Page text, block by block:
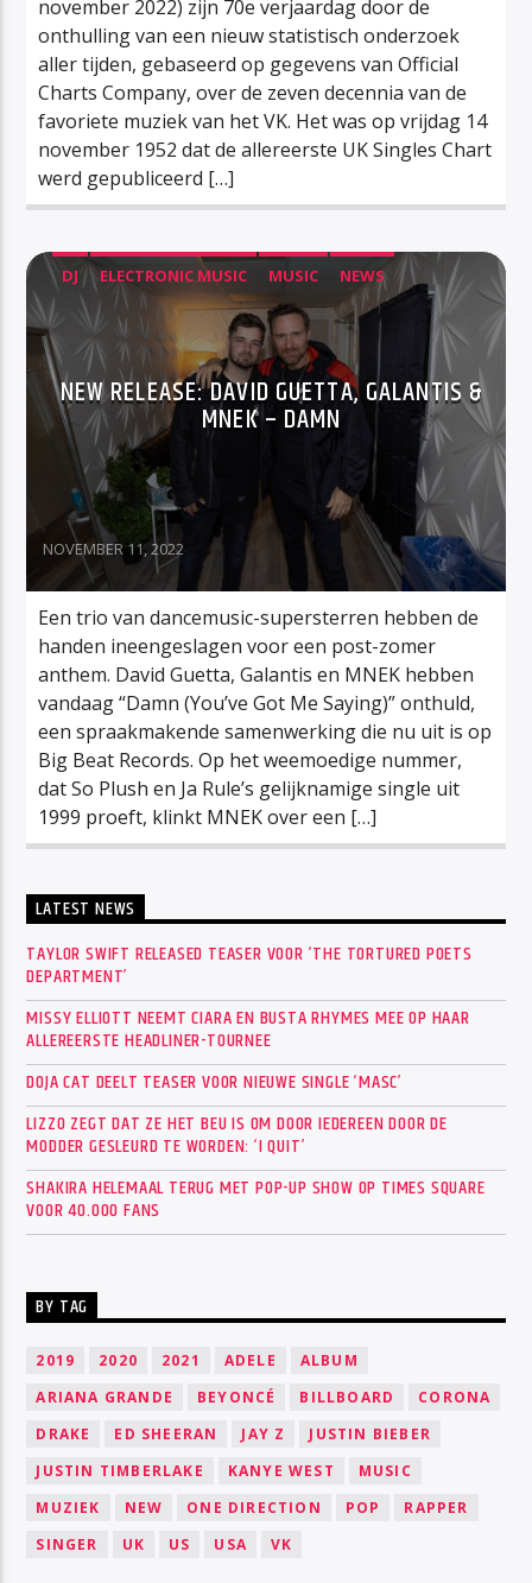
november 2022) zijn 70e verjaardag door de
onthulling van een nieuw statistisch onderzoek
aller tijden, gebaseerd op gegevens van Official
Charts Company, over de zeven decennia van de
favoriete muziek van het VK. Het was op vrijdag 14
november 1952 dat de allereerste UK Singles Chart
werd gepubliceerd […]
DJ ELECTRONIC MUSIC MUSIC NEWS
NEW RELEASE: DAVID GUETTA, GALANTIS &
MNEK – DAMN
NOVEMBER 11, 2022
Een trio van dancemusic-supersterren hebben de
handen ineengeslagen voor een post-zomer
anthem. David Guetta, Galantis en MNEK hebben
vandaag “Damn (You’ve Got Me Saying)” onthuld,
een spraakmakende samenwerking die nu uit is op
Big Beat Records. Op het weemoedige nummer,
dat So Plush en Ja Rule’s gelijknamige single uit
1999 proeft, klinkt MNEK over een […]
LATEST NEWS
TAYLOR SWIFT RELEASED TEASER VOOR ‘THE TORTURED POETS
DEPARTMENT’
MISSY ELLIOTT NEEMT CIARA EN BUSTA RHYMES MEE OP HAAR
ALLEREERSTE HEADLINER-TOURNEE
DOJA CAT DEELT TEASER VOOR NIEUWE SINGLE ‘MASC’
LIZZO ZEGT DAT ZE HET BEU IS OM DOOR IEDEREEN DOOR DE
MODDER GESLEURD TE WORDEN: ‘I QUIT’
SHAKIRA HELEMAAL TERUG MET POP-UP SHOW OP TIMES SQUARE
VOOR 40.000 FANS
BY TAG
2019 2020 2021 ADELE
ALBUM
ARIANA GRANDE
BEYONCÉ BILLBOARD
CORONA
DRAKE
ED SHEERAN JAY Z
JUSTIN BIEBER
JUSTIN TIMBERLAKE
KANYE WEST
MUSIC
MUZIEK
NEW ONE DIRECTION POP
RAPPER
SINGER
UK US USA VK